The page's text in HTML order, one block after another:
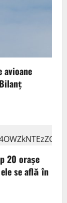
avioane
20 orașe
se află în